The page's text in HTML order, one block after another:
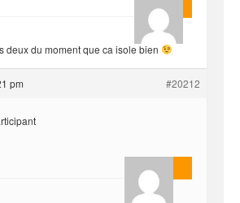
yvariro
deux du moment que ca isole bien
pm #20212
AnlonEvil.